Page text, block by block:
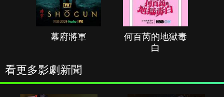
幕府將軍
何百芮的地獄毒
白
看更多影劇新聞